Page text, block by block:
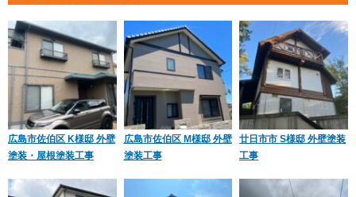
広島市佐伯区 K様邸 外壁
塗装・屋根塗装工事
広島市佐伯区 M様邸 外壁
塗装工事
廿日市市 S様邸 外壁塗装
工事